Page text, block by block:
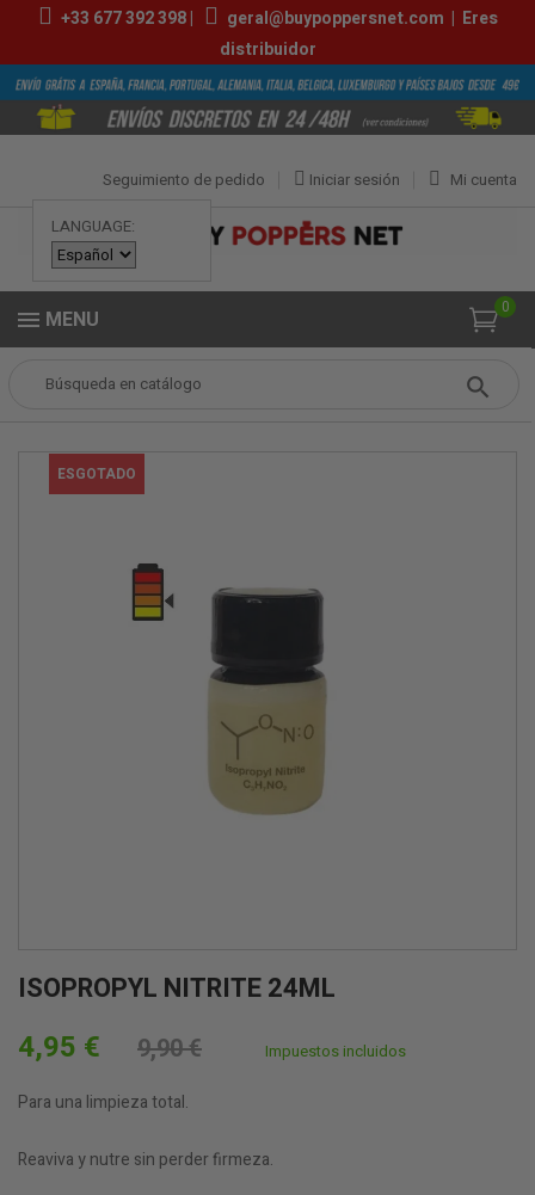
+33 677 392 398| geral@buypoppersnet.com | Eres
distribuidor
LANGUAGE:
Mi cuenta
Iniciar sesión
Seguimiento de pedido
0
MENU
POPPERS GRANDES ISOPROPYL NITRITE 24ML
ESGOTADO
ISOPROPYL NITRITE 24ML
4,95 € 9,90 € Impuestos incluidos
Para una limpieza total.
Reaviva y nutre sin perder firmeza.